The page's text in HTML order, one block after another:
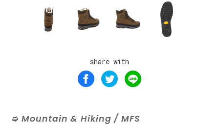
share with
Mountain & Hiking / MFS